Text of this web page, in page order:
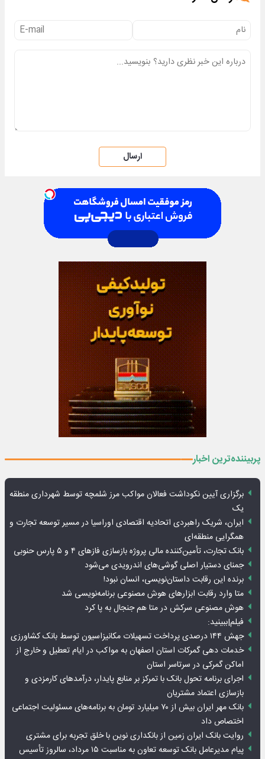
ارسال
پربیننده‌ترین اخبار
برگزاری آیین نکوداشت فعالان مواکب مرز شلمچه توسط شهرداری منطقه
یک
ایران، شریک راهبردی اتحادیه اقتصادی اوراسیا در مسیر توسعه تجارت و
همگرایی منطقه‌ای
بانک تجارت، تأمین‌کننده مالی پروژه بازسازی فازهای ۴ و ۵ پارس حنوبی
جمنای دستیار اصلی گوشی‌های اندرویدی می‌شود
برنده این رقابت داستان‌نویسی، انسان نبود!
متا وارد رقابت ابزارهای هوش مصنوعی برنامه‌نویسی شد
هوش مصنوعی سرکش در متا هم جنجال به پا کرد
فیلم|ببینید:
جهش ۱۴۴ درصدی پرداخت تسهیلات مکانیزاسیون توسط بانک کشاورزی
خدمات دهی گمرکات استان اصفهان به مواکب در ایام تعطیل و خارج از
اماکن گمرکی در سرتاسر استان
اجرای برنامه تحول بانک با تمرکز بر منابع پایدار، درآمدهای کارمزدی و
بازسازی اعتماد مشتریان
بانک مهر ایران بیش از ۷۰ میلیارد تومان به برنامه‌های مسئولیت اجتماعی
اختصاص داد
روایت بانک ایران زمین از بانکداری نوین با خلق تجربه برای مشتری
پیام مدیرعامل بانک توسعه تعاون به مناسبت ۱۵ مرداد، سالروز تأسیس